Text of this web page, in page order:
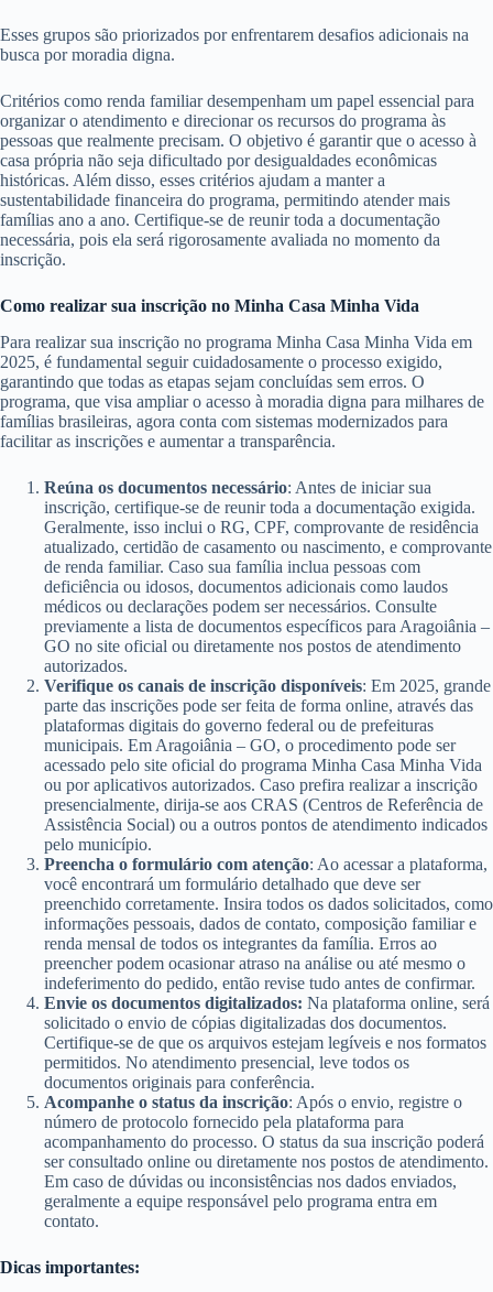
Esses grupos são priorizados por enfrentarem desafios adicionais na
busca por moradia digna.
Critérios como renda familiar desempenham um papel essencial para
organizar o atendimento e direcionar os recursos do programa às
pessoas que realmente precisam. O objetivo é garantir que o acesso à
casa própria não seja dificultado por desigualdades econômicas
históricas. Além disso, esses critérios ajudam a manter a
sustentabilidade financeira do programa, permitindo atender mais
famílias ano a ano. Certifique-se de reunir toda a documentação
necessária, pois ela será rigorosamente avaliada no momento da
inscrição.
Como realizar sua inscrição no Minha Casa Minha Vida
Para realizar sua inscrição no programa Minha Casa Minha Vida em
2025, é fundamental seguir cuidadosamente o processo exigido,
garantindo que todas as etapas sejam concluídas sem erros. O
programa, que visa ampliar o acesso à moradia digna para milhares de
famílias brasileiras, agora conta com sistemas modernizados para
facilitar as inscrições e aumentar a transparência.
Reúna os documentos necessário: Antes de iniciar sua
inscrição, certifique-se de reunir toda a documentação exigida.
Geralmente, isso inclui o RG, CPF, comprovante de residência
atualizado, certidão de casamento ou nascimento, e comprovante
de renda familiar. Caso sua família inclua pessoas com
deficiência ou idosos, documentos adicionais como laudos
médicos ou declarações podem ser necessários. Consulte
previamente a lista de documentos específicos para Aragoiânia –
GO no site oficial ou diretamente nos postos de atendimento
autorizados.
Verifique os canais de inscrição disponíveis: Em 2025, grande
parte das inscrições pode ser feita de forma online, através das
plataformas digitais do governo federal ou de prefeituras
municipais. Em Aragoiânia – GO, o procedimento pode ser
acessado pelo site oficial do programa Minha Casa Minha Vida
ou por aplicativos autorizados. Caso prefira realizar a inscrição
presencialmente, dirija-se aos CRAS (Centros de Referência de
Assistência Social) ou a outros pontos de atendimento indicados
pelo município.
Preencha o formulário com atenção: Ao acessar a plataforma,
você encontrará um formulário detalhado que deve ser
preenchido corretamente. Insira todos os dados solicitados, como
informações pessoais, dados de contato, composição familiar e
renda mensal de todos os integrantes da família. Erros ao
preencher podem ocasionar atraso na análise ou até mesmo o
indeferimento do pedido, então revise tudo antes de confirmar.
Envie os documentos digitalizados: Na plataforma online, será
solicitado o envio de cópias digitalizadas dos documentos.
Certifique-se de que os arquivos estejam legíveis e nos formatos
permitidos. No atendimento presencial, leve todos os
documentos originais para conferência.
Acompanhe o status da inscrição: Após o envio, registre o
número de protocolo fornecido pela plataforma para
acompanhamento do processo. O status da sua inscrição poderá
ser consultado online ou diretamente nos postos de atendimento.
Em caso de dúvidas ou inconsistências nos dados enviados,
geralmente a equipe responsável pelo programa entra em
contato.
Dicas importantes: